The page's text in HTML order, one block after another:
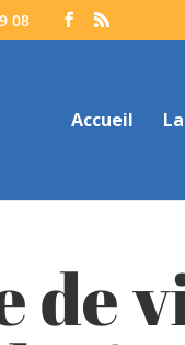
08
Accueil
de